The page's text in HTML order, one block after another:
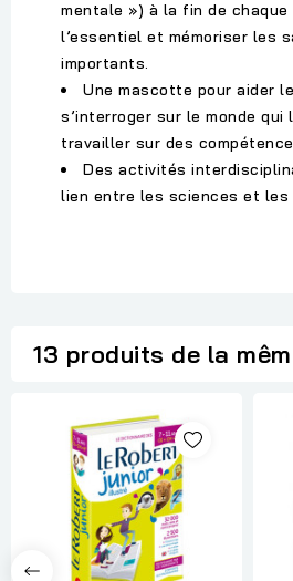
mentale ») à la fin de
l’essentiel et mémoriser les
importants.
Une mascotte pour aider
s’interroger sur le monde
travailler sur des
Des activités
lien entre les sciences et les
13 produits de la